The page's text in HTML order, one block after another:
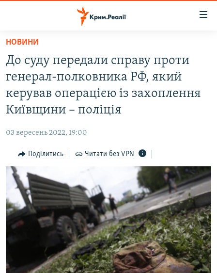
Перейти
основного
матеріалу
Перейти
до
основної
Перейти
пошуку
ВОДА.КРИМ
ВІДЕО ТА ФОТО
ПОЛІТИКА
ПОГЛЯД
ІНТЕРВ'Ю
ВСЕ ЗА ДЕНЬ
СПЕЦПРОЕКТИ
ДЕПОРТАЦІЯ
ВІДЕОУРОКИ «ELIFBE»
СВІДЧЕННЯ ОКУПАЦІЇ
УКРАЇНСЬКА ПРОБЛЕМА КРИМУ
ЯК ОБІЙТИ БЛОКУВАННЯ
Qırımtatar
НОВИНИ
До суду передали справу проти
генерал-полковника РФ, який
керував операцією із захоплення
Київщини – поліція
03 вересень 2022, 19:00
Поділитись Читати без VPN